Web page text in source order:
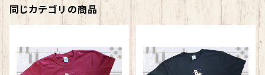
同じカテゴリの商品